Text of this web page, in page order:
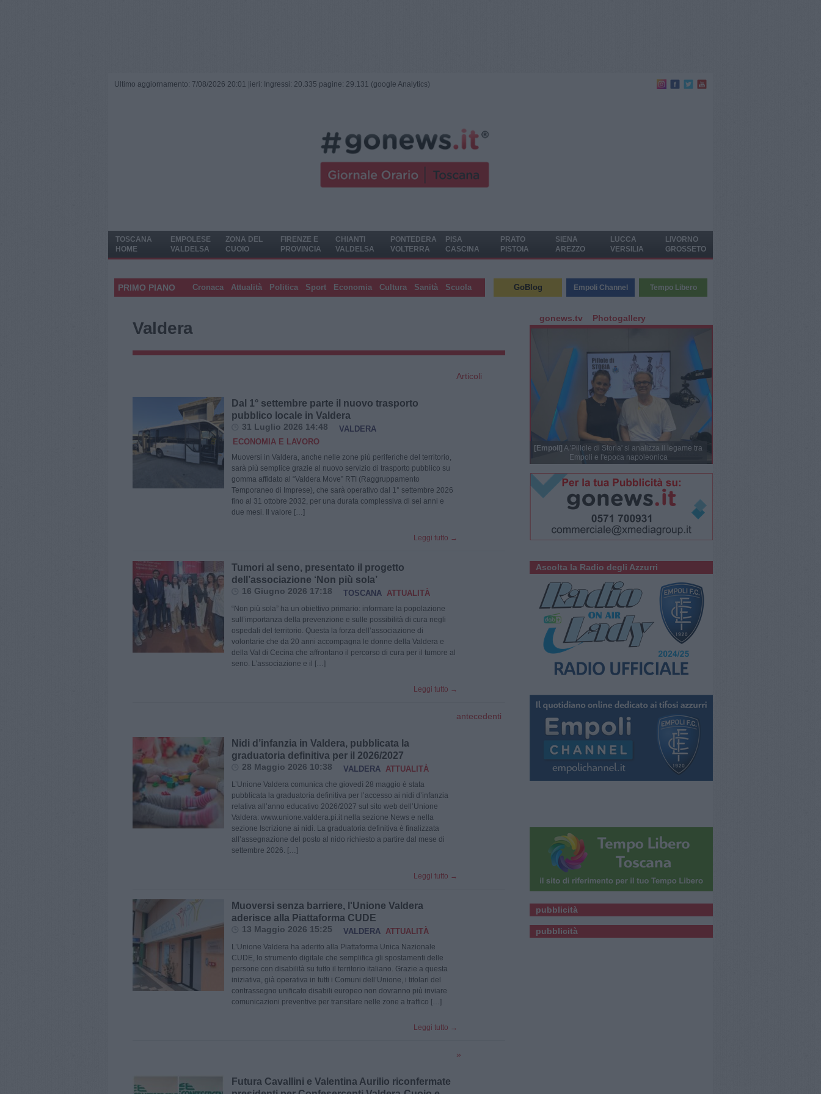
Ultimo aggiornamento: 7/08/2026 20:01 | ieri: Ingressi: 20.335 pagine: 29.131 (google Analytics)
TOSCANA
HOME
EMPOLESE
VALDELSA
ZONA DEL
CUOIO
FIRENZE E
PROVINCIA
CHIANTI
VALDELSA
PONTEDERA
VOLTERRA
PISA
CASCINA
PRATO
PISTOIA
SIENA
AREZZO
LUCCA
VERSILIA
LIVORNO
GROSSETO
PRIMO PIANO Cronaca Attualità Politica Sport Economia Cultura Sanità Scuola GoBlog Empoli Channel Tempo Libero
Valdera
Dal 1° settembre parte il nuovo trasporto
pubblico locale in Valdera
31 Luglio 2026 14:48
VALDERA
ECONOMIA E LAVORO
Muoversi in Valdera, anche nelle zone più periferiche del territorio,
sarà più semplice grazie al nuovo servizio di trasporto pubblico su
gomma affidato al “Valdera Move” RTI (Raggruppamento
Temporaneo di Imprese), che sarà operativo dal 1° settembre 2026
fino al 31 ottobre 2032, per una durata complessiva di sei anni e
due mesi. Il valore […]
Leggi tutto →
Tumori al seno, presentato il progetto
dell’associazione ‘Non più sola’
16 Giugno 2026 17:18 TOSCANA ATTUALITÀ
“Non più sola” ha un obiettivo primario: informare la popolazione
sull’importanza della prevenzione e sulle possibilità di cura negli
ospedali del territorio. Questa la forza dell’associazione di
volontarie che da 20 anni accompagna le donne della Valdera e
della Val di Cecina che affrontano il percorso di cura per il tumore al
seno. L’associazione e il […]
Leggi tutto →
Nidi d’infanzia in Valdera, pubblicata la
graduatoria definitiva per il 2026/2027
28 Maggio 2026 10:38 VALDERA ATTUALITÀ
L’Unione Valdera comunica che giovedì 28 maggio è stata
pubblicata la graduatoria definitiva per l’accesso ai nidi d’infanzia
relativa all’anno educativo 2026/2027 sul sito web dell’Unione
Valdera: www.unione.valdera.pi.it nella sezione News e nella
sezione Iscrizione ai nidi. La graduatoria definitiva è finalizzata
all’assegnazione del posto al nido richiesto a partire dal mese di
settembre 2026. […]
Leggi tutto →
Muoversi senza barriere, l'Unione Valdera
aderisce alla Piattaforma CUDE
13 Maggio 2026 15:25 VALDERA ATTUALITÀ
L’Unione Valdera ha aderito alla Piattaforma Unica Nazionale
CUDE, lo strumento digitale che semplifica gli spostamenti delle
persone con disabilità su tutto il territorio italiano. Grazie a questa
iniziativa, già operativa in tutti i Comuni dell’Unione, i titolari del
contrassegno unificato disabili europeo non dovranno più inviare
comunicazioni preventive per transitare nelle zone a traffico […]
Leggi tutto →
Futura Cavallini e Valentina Aurilio riconfermate
Articoli
antecedenti
»
gonews.tv Photogallery
[Empoli] A 'Pillole di Storia' si analizza il legame tra
Empoli e l'epoca napoleonica
Ascolta la Radio degli Azzurri
pubblicità
pubblicità